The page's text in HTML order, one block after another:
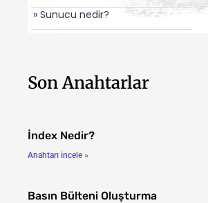
» Sunucu nedir?
Son Anahtarlar
İndex Nedir?
Anahtarı incele »
Basın Bülteni Oluşturma